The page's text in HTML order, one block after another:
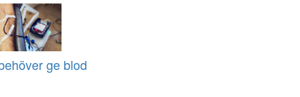
ge blod